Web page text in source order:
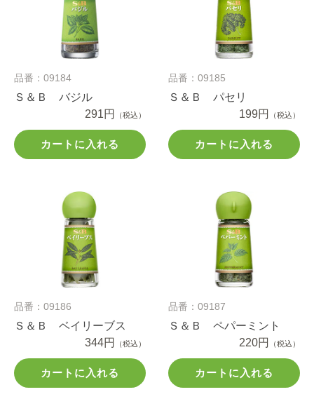
品番：09184
Ｓ＆Ｂ バジル
291円
（税込）
カートに入れる
品番：09185
Ｓ＆Ｂ パセリ
199円
（税込）
カートに入れる
品番：09186
Ｓ＆Ｂ ベイリーブス
344円
（税込）
カートに入れる
品番：09187
Ｓ＆Ｂ ペパーミント
220円
（税込）
カートに入れる